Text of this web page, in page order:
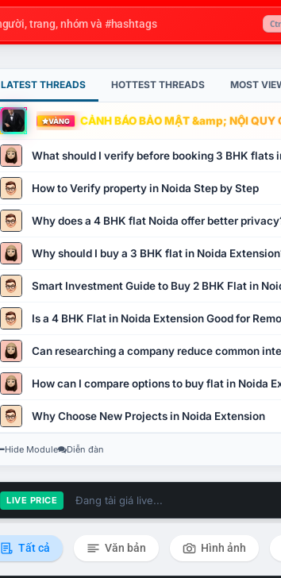
LATEST THREADS HOTTEST THREADS MOST
VÀNG CẢNH BÁO BẢO MẬT &amp; NỘI QUY
What should I verify before booking 3 BHK flats
How to Verify property in Noida Step by Step
Why does a 4 BHK flat Noida offer better
Why should I buy a 3 BHK flat in Noida
Smart Investment Guide to Buy 2 BHK Flat in
Is a 4 BHK Flat in Noida Extension Good for
Can researching a company reduce common
How can I compare options to buy flat in Noida
Why Choose New Projects in Noida Extension
Hide Module Diễn đàn
LIVE PRICE Đang tải giá live...
Tất cả Văn bản Hình ảnh